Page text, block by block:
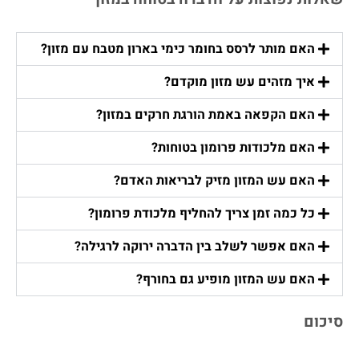
האם מותר לרסס בחומר כימי בארון מטבח עם מזון?
איך מזהים עש מזון מוקדם?
האם הקפאה באמת הורגת חרקים במזון?
האם מלכודות פרומון בטוחות?
האם עש המזון מזיק לבריאות האדם?
כל כמה זמן צריך להחליף מלכודת פרומון?
האם אפשר לשלב בין הדברה ירוקה לרגילה?
האם עש המזון מופיע גם בחורף?
סיכום